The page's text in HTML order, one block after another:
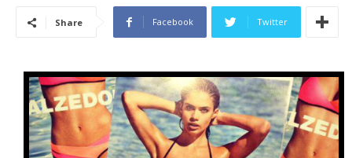
Share Facebook Twitter